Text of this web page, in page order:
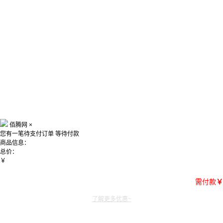
佰腾网 ×
您有一笔待支付订单 等待付款
商品信息：
总价：
￥
需付款￥
了解更多优惠~